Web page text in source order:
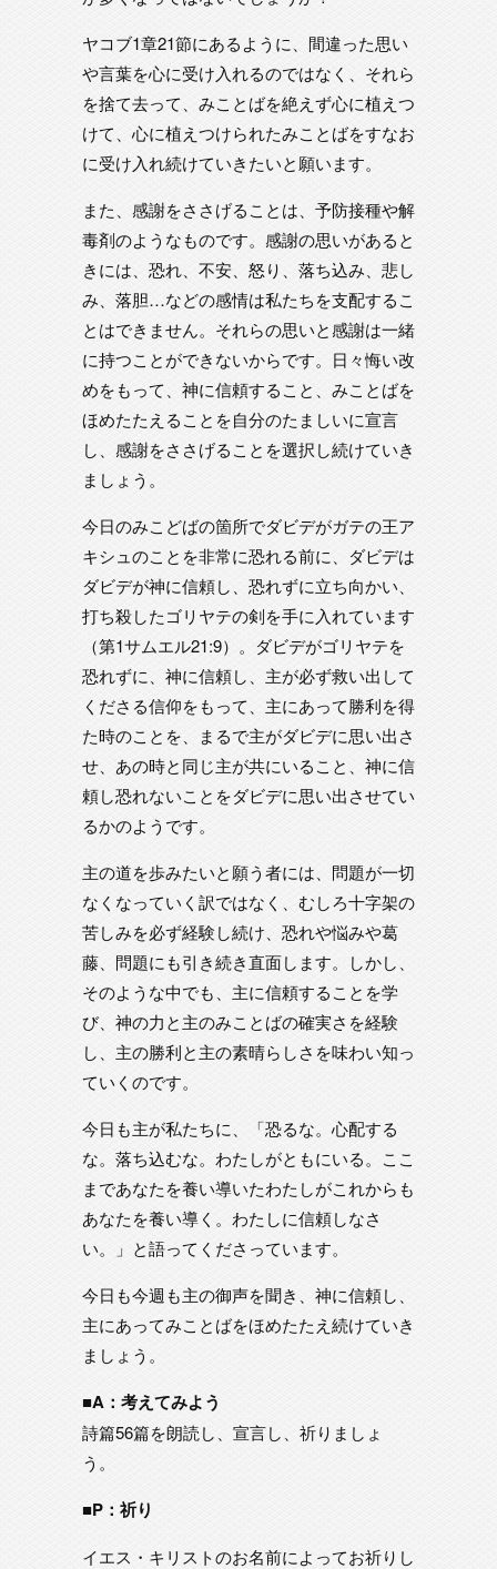
ヤコブ1章21節にあるように、間違った思い
や言葉を心に受け入れるのではなく、それら
を捨て去って、みことばを絶えず心に植えつ
けて、心に植えつけられたみことばをすなお
に受け入れ続けていきたいと願います。
また、感謝をささげることは、予防接種や解
毒剤のようなものです。感謝の思いがあると
きには、恐れ、不安、怒り、落ち込み、悲し
み、落胆…などの感情は私たちを支配するこ
とはできません。それらの思いと感謝は一緒
に持つことができないからです。日々悔い改
めをもって、神に信頼すること、みことばを
ほめたたえることを自分のたましいに宣言
し、感謝をささげることを選択し続けていき
ましょう。
今日のみこどばの箇所でダビデがガテの王ア
キシュのことを非常に恐れる前に、ダビデは
ダビデが神に信頼し、恐れずに立ち向かい、
打ち殺したゴリヤテの剣を手に入れています
（第1サムエル21:9）。ダビデがゴリヤテを
恐れずに、神に信頼し、主が必ず救い出して
くださる信仰をもって、主にあって勝利を得
た時のことを、まるで主がダビデに思い出さ
せ、あの時と同じ主が共にいること、神に信
頼し恐れないことをダビデに思い出させてい
るかのようです。
主の道を歩みたいと願う者には、問題が一切
なくなっていく訳ではなく、むしろ十字架の
苦しみを必ず経験し続け、恐れや悩みや葛
藤、問題にも引き続き直面します。しかし、
そのような中でも、主に信頼することを学
び、神の力と主のみことばの確実さを経験
し、主の勝利と主の素晴らしさを味わい知っ
ていくのです。
今日も主が私たちに、「恐るな。心配する
な。落ち込むな。わたしがともにいる。ここ
まであなたを養い導いたわたしがこれからも
あなたを養い導く。わたしに信頼しなさ
い。」と語ってくださっています。
今日も今週も主の御声を聞き、神に信頼し、
主にあってみことばをほめたたえ続けていき
ましょう。
■A：考えてみよう
詩篇56篇を朗読し、宣言し、祈りましょ
う。
■P：祈り
イエス・キリストのお名前によってお祈りし